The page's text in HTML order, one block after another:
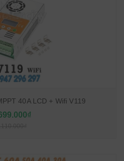
40A LCD + Wifi V119